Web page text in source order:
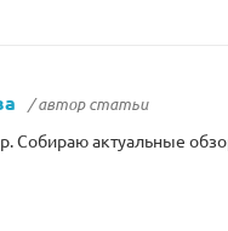
/ автор статьи
Собираю актуальные